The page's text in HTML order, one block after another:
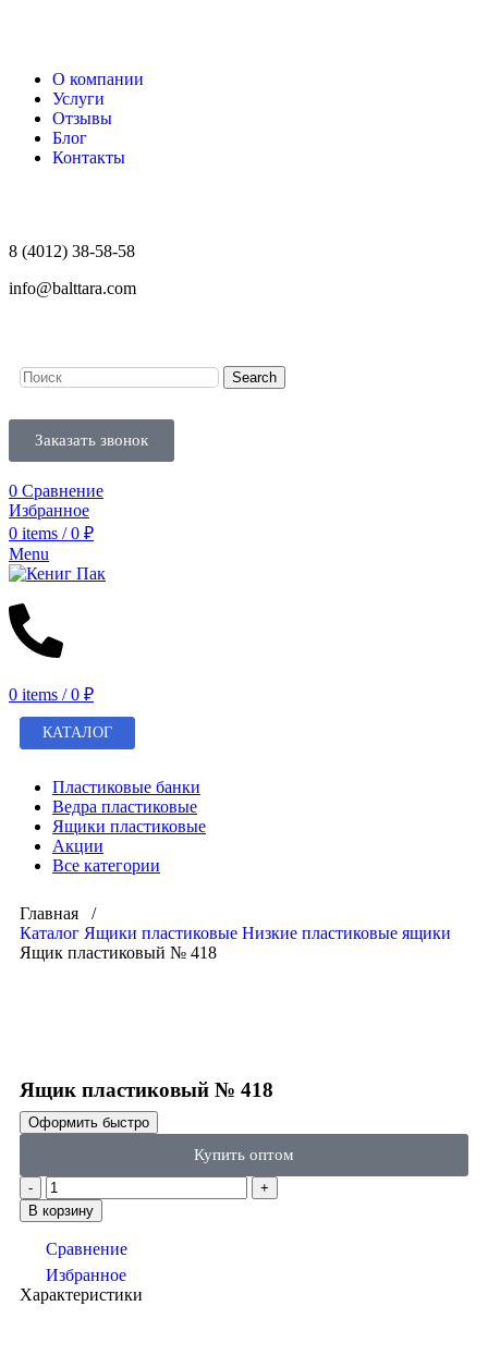
О компании
Услуги
Отзывы
Блог
Контакты
8 (4012) 38-58-58
info@balttara.com
Search
Заказать звонок
0 Сравнение
Избранное
0 items / 0 ₽
Menu
0 items / 0 ₽
КАТАЛОГ
Пластиковые банки
Ведра пластиковые
Ящики пластиковые
Акции
Все категории
Главная /
Каталог Ящики пластиковые Низкие пластиковые ящики
Ящик пластиковый № 418
Ящик пластиковый № 418
Оформить быстро
Купить оптом
В корзину
Сравнение
Избранное
Характеристики